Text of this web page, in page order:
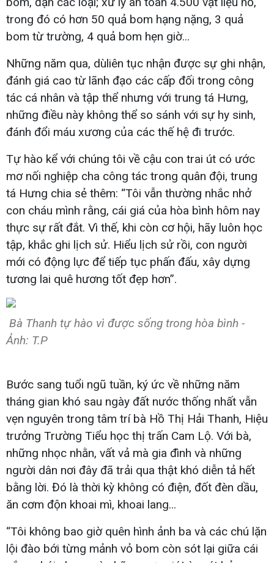
trong đó có hơn 50 quả bom hạng nặng, 3 quả
bom từ trường, 4 quả bom hẹn giờ...
Những năm qua, dùliên tục nhận được sự ghi nhận,
đánh giá cao từ lãnh đạo các cấp đối trong công
tác cá nhân và tập thể nhưng với trung tá Hưng,
những điều này không thể so sánh với sự hy sinh,
đánh đổi máu xương của các thế hệ đi trước.
Tự hào kể với chúng tôi về cậu con trai út có ước
mơ nối nghiệp cha công tác trong quân đội, trung
tá Hưng chia sẻ thêm: “Tôi vẫn thường nhắc nhở
con cháu mình rằng, cái giá của hòa bình hôm nay
thực sự rất đắt. Vì thế, khi còn cơ hội, hãy luôn học
tập, khắc ghi lịch sử. Hiểu lịch sử rồi, con người
mới có động lực để tiếp tục phấn đấu, xây dựng
tương lai quê hương tốt đẹp hơn”.
Bà Thanh tự hào vì được sống trong hòa bình -
Ảnh: T.P
Bước sang tuổi ngũ tuần, ký ức về những năm
tháng gian khó sau ngày đất nước thống nhất vẫn
vẹn nguyên trong tâm trí bà Hồ Thị Hải Thanh, Hiệu
trưởng Trường Tiểu học thị trấn Cam Lộ. Với bà,
những nhọc nhằn, vất vả mà gia đình và những
người dân nơi đây đã trải qua thật khó diễn tả hết
bằng lời. Đó là thời kỳ không có điện, đốt đèn dầu,
ăn cơm độn khoai mì, khoai lang...
“Tôi không bao giờ quên hình ảnh ba và các chú lặn
lội đào bới từng mảnh vỏ bom còn sót lại giữa cái